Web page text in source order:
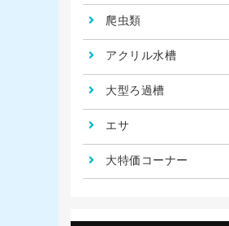
爬虫類
アクリル水槽
大型ろ過槽
エサ
大特価コーナー